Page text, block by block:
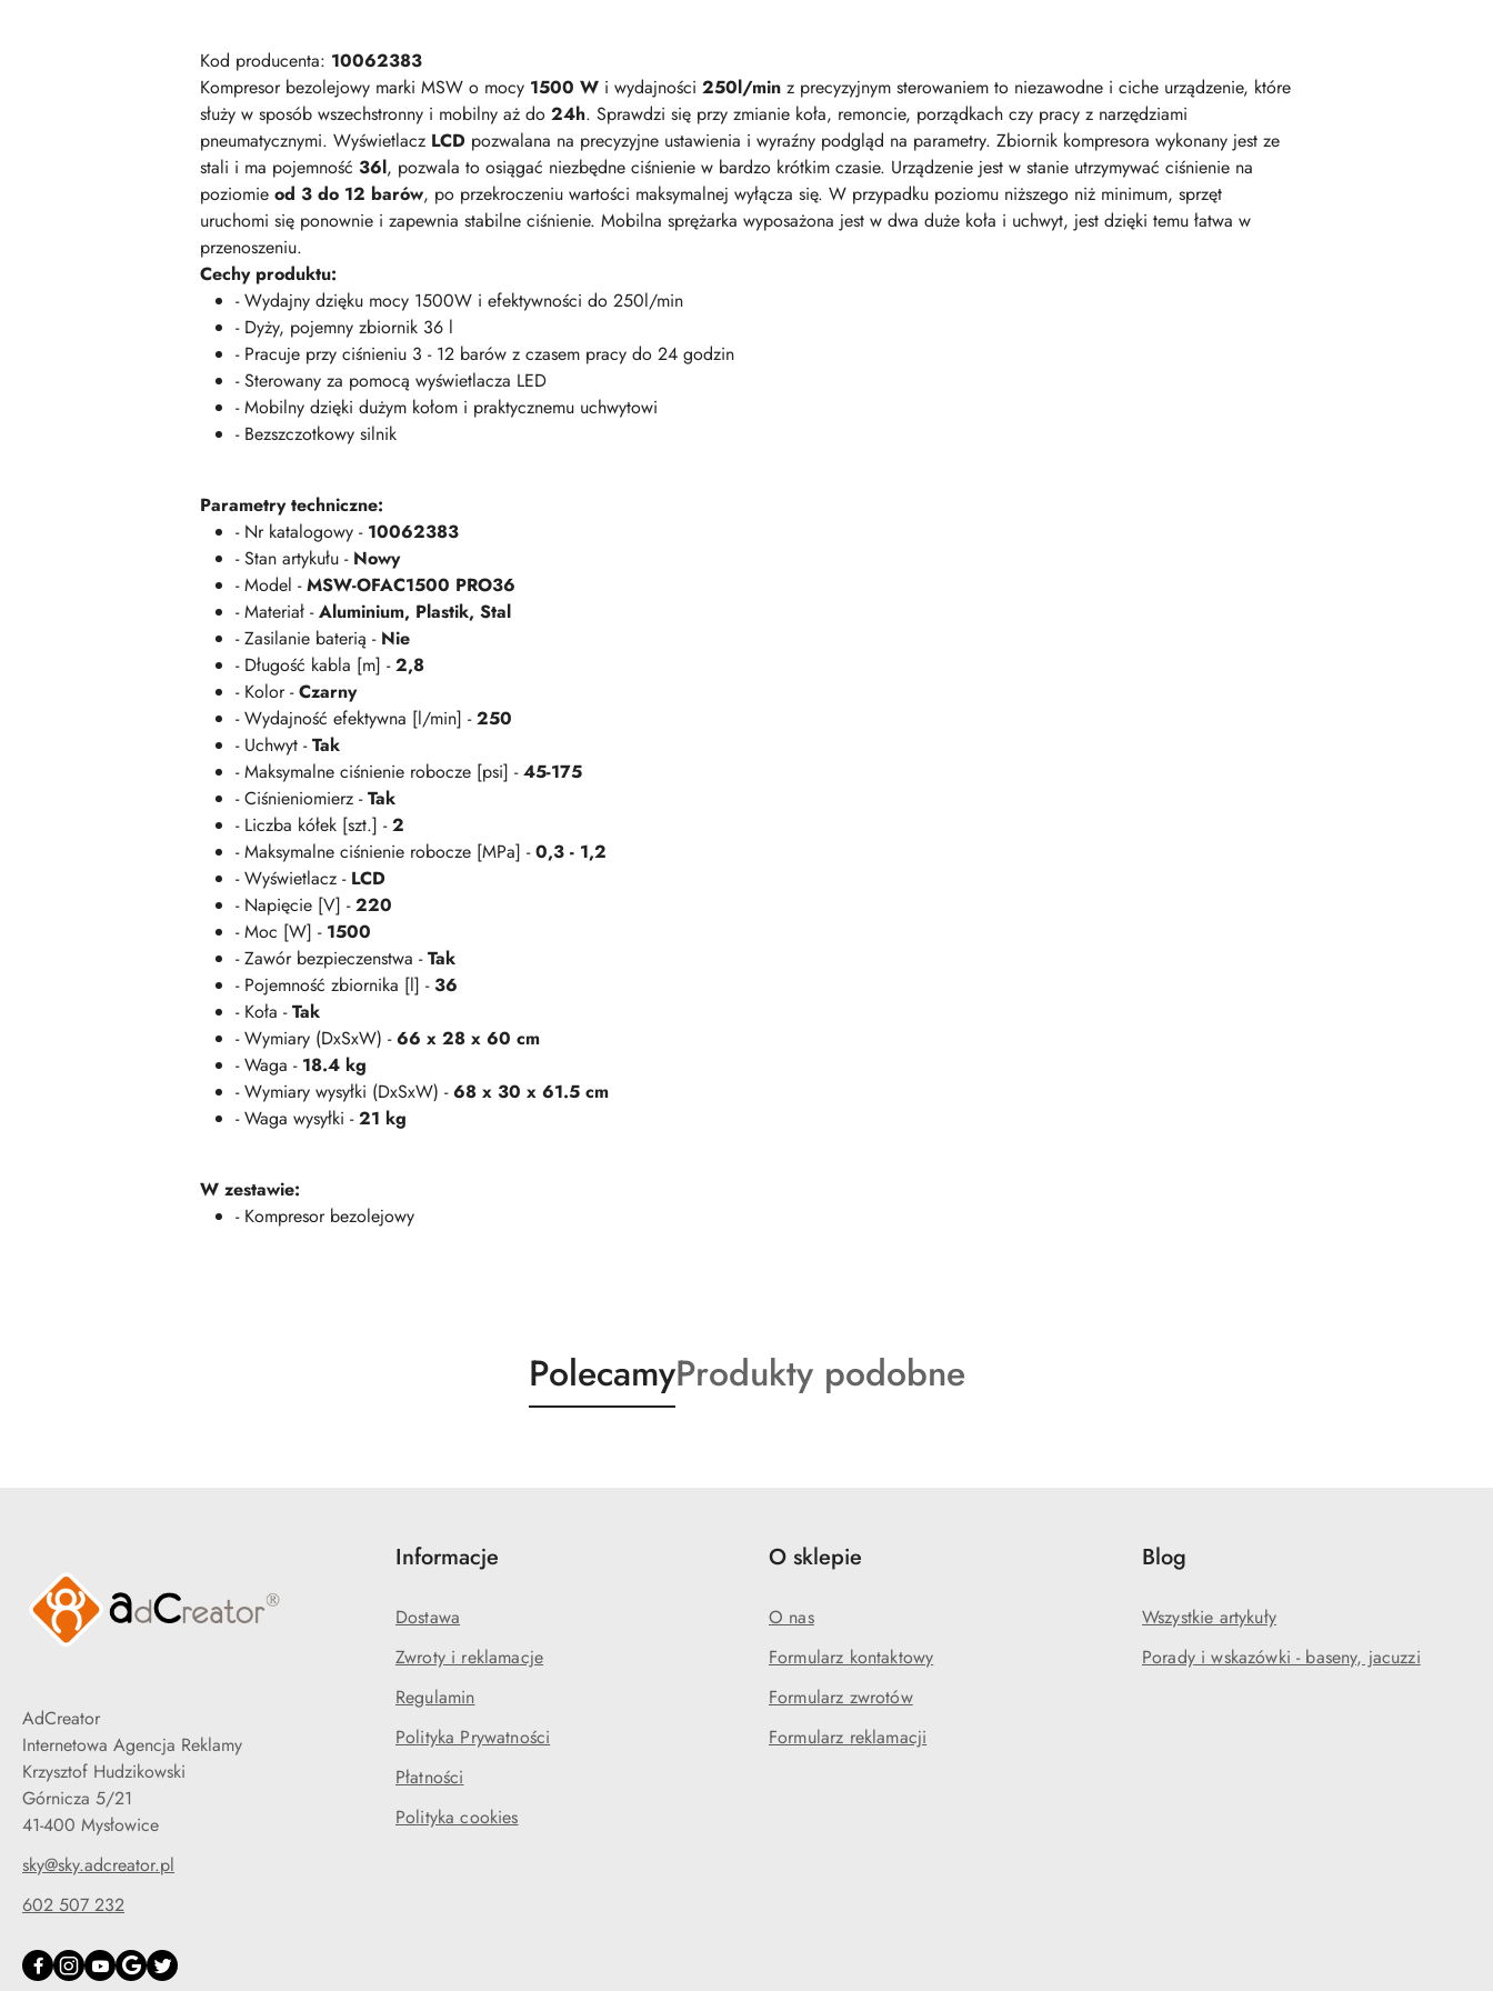
Kod producenta: 10062383
Kompresor bezolejowy marki MSW o mocy 1500 W i wydajności 250l/min z precyzyjnym sterowaniem to niezawodne i ciche urządzenie, które
służy w sposób wszechstronny i mobilny aż do 24h. Sprawdzi się przy zmianie koła, remoncie, porządkach czy pracy z narzędziami
pneumatycznymi. Wyświetlacz LCD pozwalana na precyzyjne ustawienia i wyraźny podgląd na parametry. Zbiornik kompresora wykonany jest ze
stali i ma pojemność 36l, pozwala to osiągać niezbędne ciśnienie w bardzo krótkim czasie. Urządzenie jest w stanie utrzymywać ciśnienie na
poziomie od 3 do 12 barów, po przekroczeniu wartości maksymalnej wyłącza się. W przypadku poziomu niższego niż minimum, sprzęt
uruchomi się ponownie i zapewnia stabilne ciśnienie. Mobilna sprężarka wyposażona jest w dwa duże koła i uchwyt, jest dzięki temu łatwa w
przenoszeniu.
Cechy produktu:
- Wydajny dzięku mocy 1500W i efektywności do 250l/min
- Dyży, pojemny zbiornik 36 l
- Pracuje przy ciśnieniu 3 - 12 barów z czasem pracy do 24 godzin
- Sterowany za pomocą wyświetlacza LED
- Mobilny dzięki dużym kołom i praktycznemu uchwytowi
- Bezszczotkowy silnik
Parametry techniczne:
- Nr katalogowy - 10062383
- Stan artykułu - Nowy
- Model -MSW-OFAC1500 PRO36
- Materiał -Aluminium, Plastik, Stal
- Zasilanie baterią - Nie
- Długość kabla [m] -2,8
- Kolor -Czarny
- Wydajność efektywna [l/min] -250
- Uchwyt -Tak
- Maksymalne ciśnienie robocze [psi] -45-175
- Ciśnieniomierz -Tak
- Liczba kółek [szt.] -2
- Maksymalne ciśnienie robocze [MPa] -0,3 - 1,2
- Wyświetlacz - LCD
- Napięcie [V] -220
- Moc [W] - 1500
- Zawór bezpieczenstwa -Tak
- Pojemność zbiornika [l] -36
- Koła -Tak
- Wymiary (DxSxW) -66 x 28 x 60 cm
- Waga - 18.4 kg
- Wymiary wysyłki (DxSxW) -68 x 30 x 61.5 cm
- Waga wysyłki -21 kg
W zestawie:
- Kompresor bezolejowy
Produkty
o
PolecamyProdukty
o
Produkty podobne
AdCreator
Internetowa Agencja Reklamy
Krzysztof Hudzikowski
Górnicza 5/21
41-400 Mysłowice
sky@sky.adcreator.pl
602 507 232
Informacje
Dostawa
Zwroty i reklamacje
Regulamin
Polityka Prywatności
Płatności
Polityka cookies
O sklepie
O nas
Formularz kontaktowy
Formularz zwrotów
Formularz reklamacji
Blog
Wszystkie artykuły
Porady i wskazówki - baseny, jacuzzi